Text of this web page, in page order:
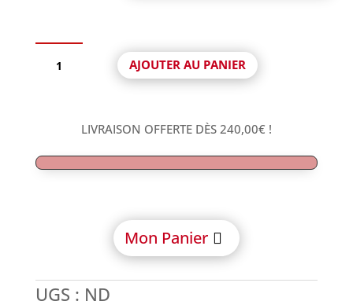
Anti-
Morse®
AJOUTER AU PANIER
LIVRAISON OFFERTE DÈS240,00€ !
Mon Panier
UGS : ND